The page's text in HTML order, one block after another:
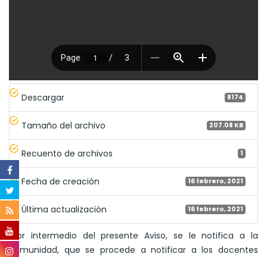
Descargar 8174
Tamaño del archivo 207.08 KB
Recuento de archivos 1
Fecha de creación 16 febrero, 2021
Última actualización 16 febrero, 2021
"Por intermedio del presente Aviso, se le notifica a la
comunidad, que se procede a notificar a los docentes